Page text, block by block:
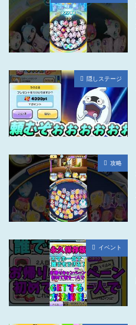
隠しステージ
攻略
イベント